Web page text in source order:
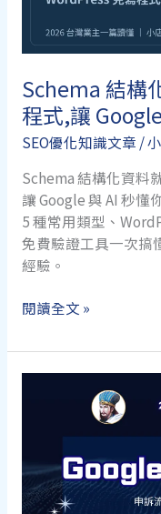
名
下
降
8
大
原
因
與
自
救
全
流
程
Schema 結構
程式,讓
SEO優化知識文章 /
Schema 結構化資料
讓 Google 與 AI 秒懂
5 種常用類型、
免費驗證工具一次搞
經驗。
Schema
構
化
麼?
小
閱讀全文 »